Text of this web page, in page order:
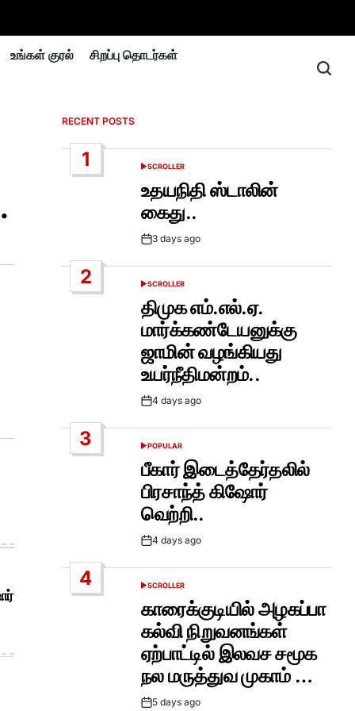
உங்கள் குரல் சிறப்பு தொடர்கள்
RECENT POSTS
1
POSTED
SCROLLER
உதயநிதி ஸ்டாலின்
கைது..
Post3 days ago
2
POSTED
SCROLLER
திமுக எம்.எல்.ஏ.
மார்க்கண்டேயனுக்கு
ஜாமின் வழங்கியது
உயர்நீதிமன்றம்..
Post4 days ago
3
POSTED
POPULAR
பீகார் இடைத்தேர்தலில்
பிரசாந்த் கிஷோர்
வெற்றி..
Post4 days ago
4
POSTED
SCROLLER
காரைக்குடியில் அழகப்பா
கல்வி நிறுவனங்கள்
ஏற்பாட்டில் இலவச சமூக
நல மருத்துவ முகாம் …
Post5 days ago